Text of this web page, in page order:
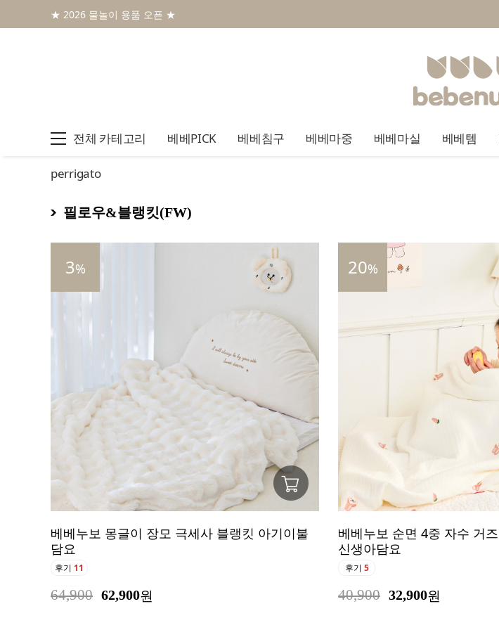
★ 2026 물놀이 용품 오픈 ★
전체 카테고리 베베PICK 베베침구 베베마중 베베마실 베베템
perrigato
필로우&블랭킷(FW)
3%
베베누보 몽글이 장모 극세사 블랭킷 아기이불
담요
후기 11
64,900 62,900원
20%
베베누보 순면 4중 자수 거
신생아담요
후기 5
40,900 32,900원